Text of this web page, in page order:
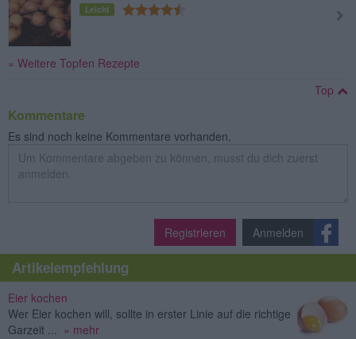
Leicht
» Weitere Topfen Rezepte
Top
Kommentare
Es sind noch keine Kommentare vorhanden.
Registrieren Anmelden
Artikelempfehlung
Eier kochen
Wer Eier kochen will, sollte in erster Linie auf die richtige
Garzeit ... » mehr